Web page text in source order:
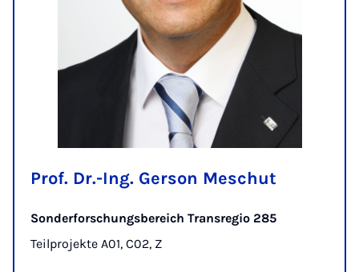
Prof. Dr.-Ing. Gerson Meschut
Sonderforschungsbereich Transregio 285
Teilprojekte A01, C02, Z